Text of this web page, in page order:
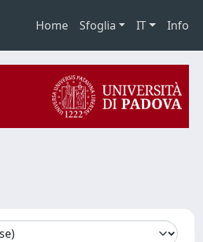
Home Sfoglia IT Info